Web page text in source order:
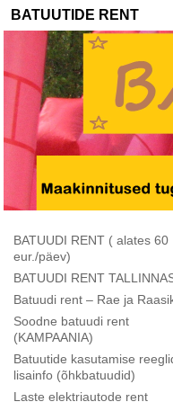
BATUUTIDE RENT
BATUUDI RENT ( alates 60
eur./päev)
BATUUDI RENT
Batuudi rent – Rae ja
Soodne batuudi rent
(KAMPAANIA)
Batuutide kasutamise
lisainfo (õhkbatuudid)
Laste elektriautode rent